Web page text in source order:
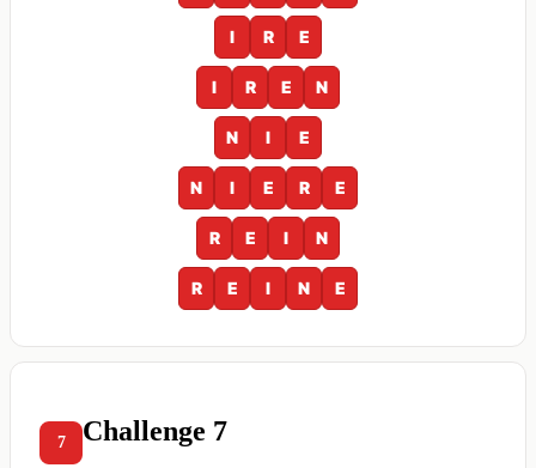
I R E
I R E N
N I E
N I E R E
R E I N
R E I N E
7 Challenge 7